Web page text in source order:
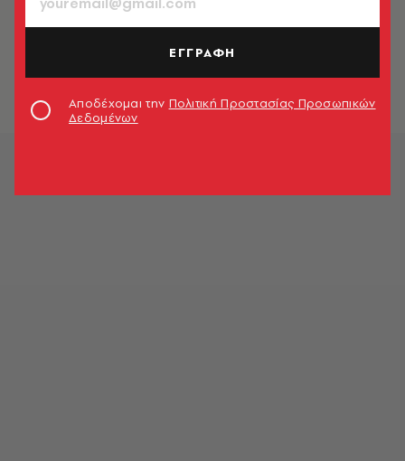
ΠΟΛΙΤΙΚΗ & ΟΙΚΟΝΟΜΙΑ
Φορολογία: Οι σύντροφοι απειλούν
ξανά τη μεσαία τάξη
Μάνος Βουλαρίνος
ΕΓΓΡΑΦΗ
Αποδέχομαι την Πολιτική Προστασίας Προσωπικών
Δεδομένων